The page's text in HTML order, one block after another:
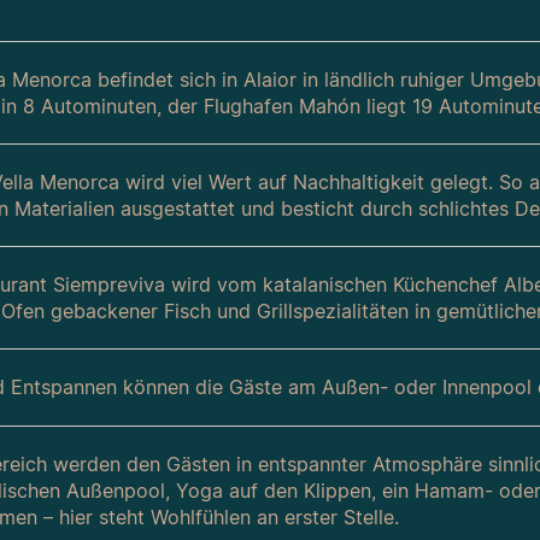
Menorca befindet sich in Alaior in ländlich ruhiger
8 Autominuten, der Flughafen Mahón liegt 19
Menorca wird viel Wert auf Nachhaltigkeit gelegt. So
Materialien ausgestattet und besticht durch schlichtes
Siempreviva wird vom katalanischen Küchenchef
gebackener Fisch und Grillspezialitäten in
Entspannen können die Gäste am Außen- oder
werden den Gästen in entspannter Atmosphäre
Außenpool, Yoga auf den Klippen, ein Hamam-
– hier steht Wohlfühlen an erster Stelle.